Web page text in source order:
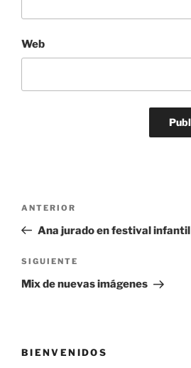
Web
entradas
Entrada
anterior:
ANTERIOR
Ana jurado en festival infantil
Siguiente
entrada
SIGUIENTE
Mix de nuevas imágenes
BIENVENIDOS